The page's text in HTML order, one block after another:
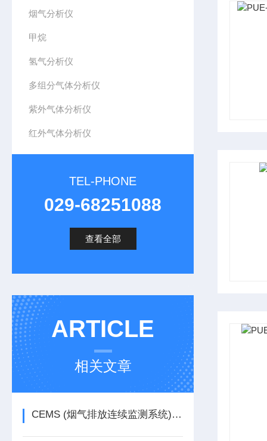
烟气分析仪
甲烷
氢气分析仪
多组分气体分析仪
紫外气体分析仪
红外气体分析仪
TEL-PHONE
029-68251088
查看全部
ARTICLE
相关文章
CEMS (烟气排放连续监测系统)热湿法和冷凝法选择